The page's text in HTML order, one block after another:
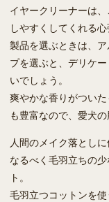
イヤークリーナーは
しやすくしてくれる心
製品を選ぶときは、
プを選ぶと、デリケ
いでしょう。
爽やかな香りがつい
も豊富なので、愛犬
人間のメイク落とし
なるべく毛羽立ちの
ト。
毛羽立つコットンを